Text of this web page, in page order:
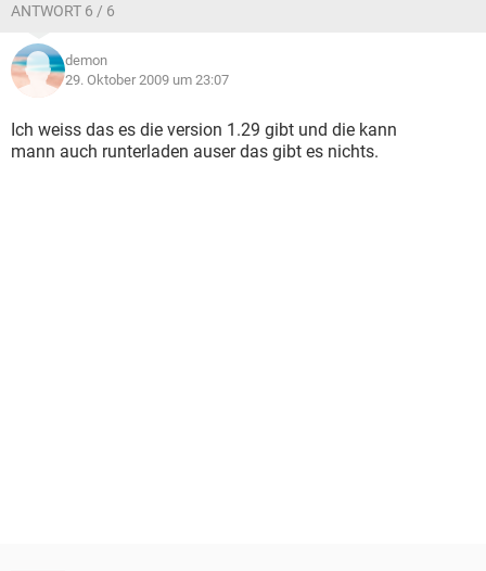
ANTWORT 6 / 6
demon
29. Oktober 2009 um 23:07
Ich weiss das es die version 1.29 gibt und die kann
mann auch runterladen auser das gibt es nichts.